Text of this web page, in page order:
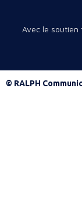
Avec le soutien
© RALPH